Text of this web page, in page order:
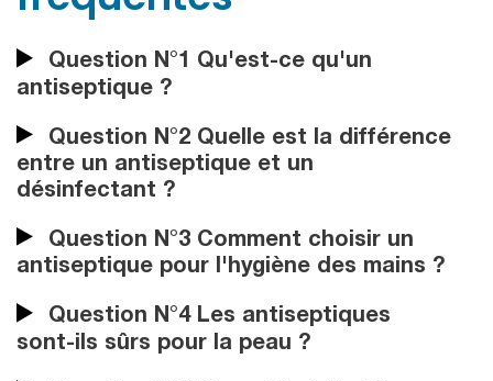
Question N°1 Qu'est-ce qu'un
antiseptique ?
Question N°2 Quelle est la différence
entre un antiseptique et un
désinfectant ?
Question N°3 Comment choisir un
antiseptique pour l'hygiène des mains ?
Question N°4 Les antiseptiques
sont-ils sûrs pour la peau ?